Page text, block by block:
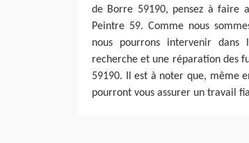
de Borre 59190, pensez à faire
Peintre 59. Comme nous
nous pourrons intervenir dans
recherche et une réparation des
59190. Il est à noter que, même
pourront vous assurer un travail